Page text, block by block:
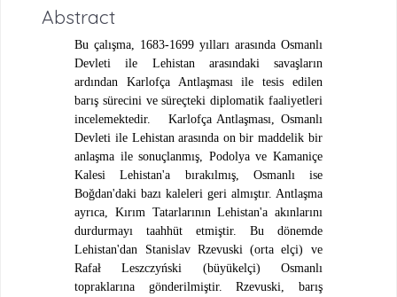
Abstract
Bu çalışma, 1683-1699 yılları arasında Osmanlı
Devleti ile Lehistan arasındaki savaşların
ardından Karlofça Antlaşması ile tesis edilen
barış sürecini ve süreçteki diplomatik faaliyetleri
incelemektedir.
Karlofça Antlaşması, Osmanlı
Devleti ile Lehistan arasında on bir maddelik bir
anlaşma ile sonuçlanmış, Podolya ve Kamaniçe
Kalesi Lehistan'a bırakılmış, Osmanlı ise
Boğdan'daki bazı kaleleri geri almıştır. Antlaşma
ayrıca, Kırım Tatarlarının Lehistan'a akınlarını
durdurmayı taahhüt etmiştir. Bu dönemde
Lehistan'dan Stanislav Rzevuski (orta elçi) ve
Rafał Leszczyński (büyükelçi) Osmanlı
topraklarına gönderilmiştir. Rzevuski, barış